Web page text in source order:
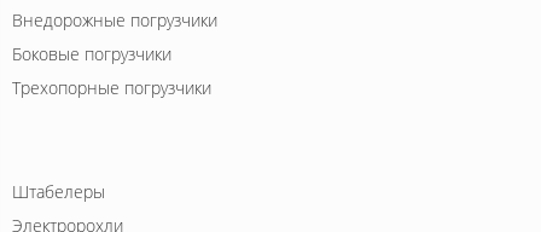
Внедорожные погрузчики
Боковые погрузчики
Трехопорные погрузчики
Штабелеры
Электророхли